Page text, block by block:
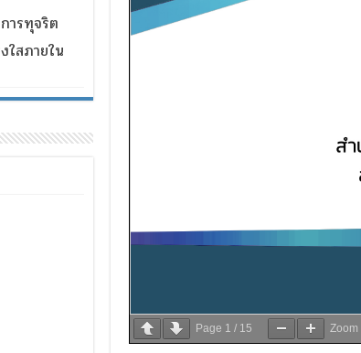
Page 1 / 15 Zoom
ารทุจริต
ใสภายใน